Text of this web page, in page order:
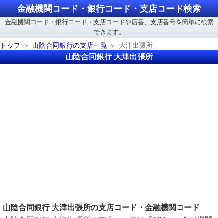
金融機関コード・銀行コード・支店コード検索
金融機関コード・銀行コード・支店コードや店番、支店番号を簡単に検索
できます。
トップ
山陰合同銀行の支店一覧 大津出張所
山陰合同銀行 大津出張所
山陰合同銀行 大津出張所の支店コード・金融機関コード